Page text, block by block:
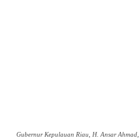
Gubernur Kepulauan Riau, H. Ansar